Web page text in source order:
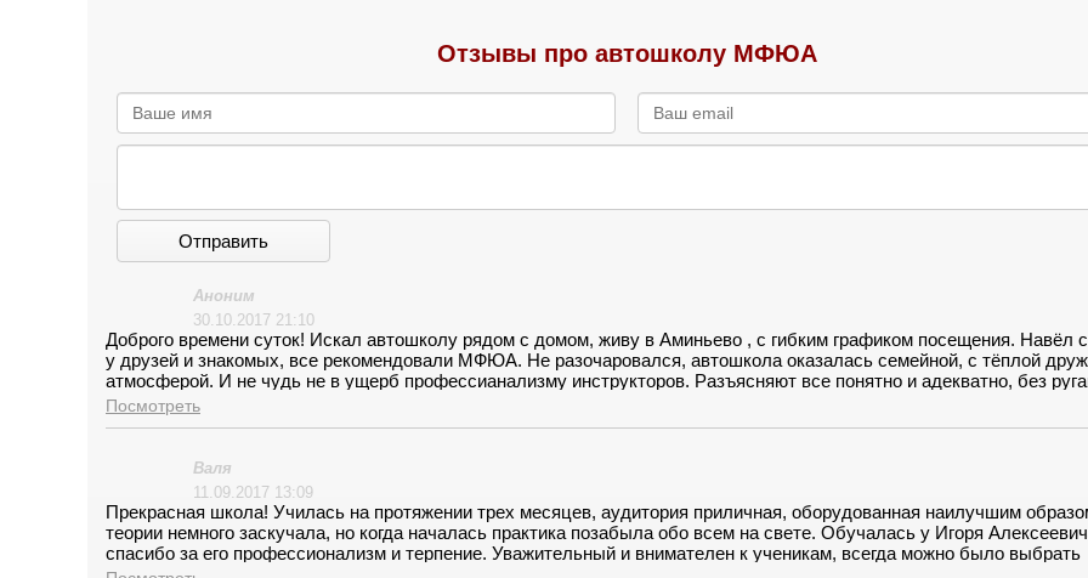
Отзывы про автошколу МФЮА
Отправить
Аноним
30.10.2017 21:10
Доброго времени суток! Искал автошколу рядом с домом, живу в Аминьево , с гибким графиком посещения. Навёл
у друзей и знакомых, все рекомендовали МФЮА. Не разочаровался, автошкола оказалась семейной, с тёплой
атмосферой. И не чудь не в ущерб профессианализму инструкторов. Разъясняют все понятно и адекватно, без
разбором ошибок. Сдал экзамен в сентябре 2017, школа ведёт своих «питомцев» от начала до конца. Буду
рекомендовать!!! Спасибо!!!
Посмотреть
Валя
11.09.2017 13:09
Прекрасная школа! Училась на протяжении трех месяцев, аудитория приличная, оборудованная наилучшим
теории немного заскучала, но когда началась практика позабыла обо всем на свете. Обучалась у Игоря
спасибо за его профессионализм и терпение. Уважительный и внимателен к ученикам, всегда можно было выбрать